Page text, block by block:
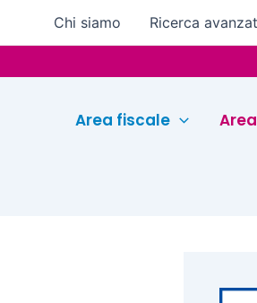
Chi siamo Ricerca
Area fiscale